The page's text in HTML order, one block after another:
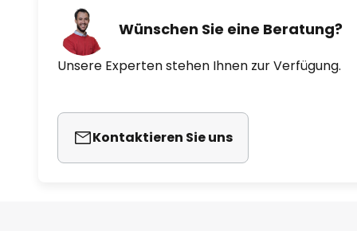
Wünschen Sie eine Beratung?
Unsere Experten stehen Ihnen zur Verfügung.
Kontaktieren Sie uns